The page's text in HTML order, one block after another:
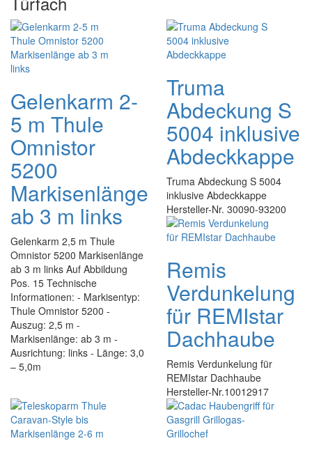
Gelenkarm 2-
5 m Thule
Omnistor
5200
Markisenlänge
ab 3 m links
Gelenkarm 2,5 m Thule
Omnistor 5200 Markisenlänge
ab 3 m links Auf Abbildung
Pos. 15 Technische
Informationen: - Markisentyp:
Thule Omnistor 5200 -
Auszug: 2,5 m -
Markisenlänge: ab 3 m -
Ausrichtung: links - Länge: 3,0
– 5,0m
Truma
Abdeckung S
5004 inklusive
Abdeckkappe
Truma Abdeckung S 5004
inklusive Abdeckkappe
Hersteller-Nr. 30090-93200
Remis
Verdunkelung
für REMIstar
Dachhaube
Remis Verdunkelung für
REMIstar Dachhaube
Hersteller-Nr.10012917